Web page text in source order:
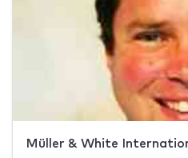
Müller & White